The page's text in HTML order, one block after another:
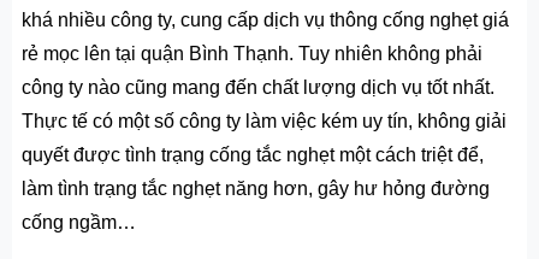
khá nhiều công ty, cung cấp dịch vụ thông cống nghẹt giá
rẻ mọc lên tại quận Bình Thạnh. Tuy nhiên không phải
công ty nào cũng mang đến chất lượng dịch vụ tốt nhất.
Thực tế có một số công ty làm việc kém uy tín, không giải
quyết được tình trạng cống tắc nghẹt một cách triệt để,
làm tình trạng tắc nghẹt năng hơn, gây hư hỏng đường
cống ngầm…